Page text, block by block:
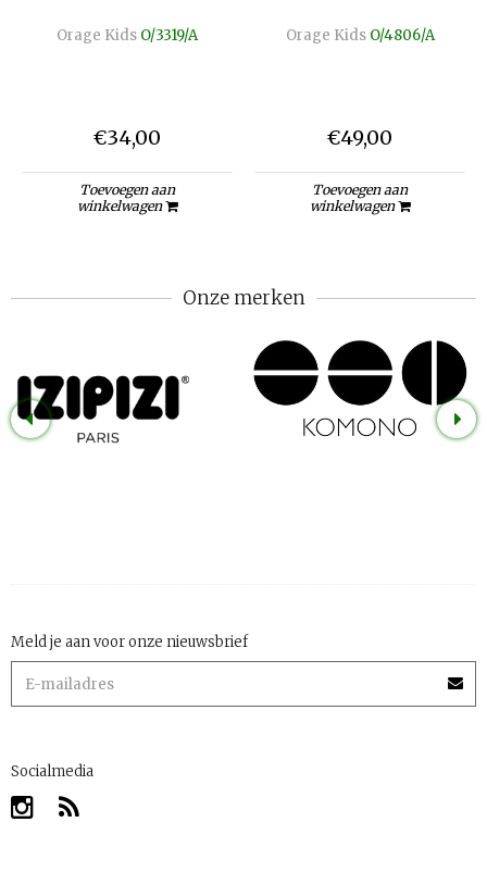
Orage Kids O/3319/A
€34,00
Toevoegen aan
winkelwagen
Orage Kids O/4806/A
€49,00
Toevoegen aan
winkelwagen
Onze merken
Meld je aan voor onze nieuwsbrief
Socialmedia